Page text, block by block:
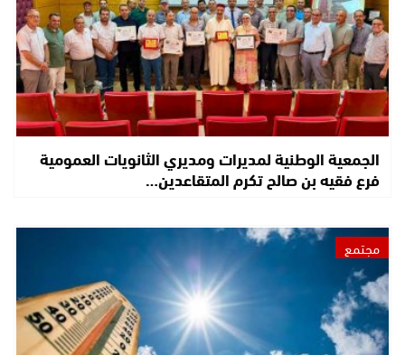
الجمعية الوطنية لمديرات ومديري الثانويات العمومية
فرع فقيه بن صالح تكرم المتقاعدين…
مجتمع